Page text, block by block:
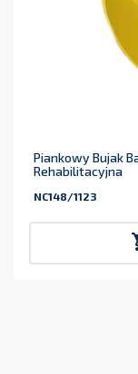
Piankowy Bujak
Rehabilitacyjna
NC148/1123